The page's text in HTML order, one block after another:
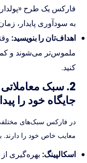
فارکس یک طرح
به سودآوری پایدار،
اهداف‌تان را بنویسید:
ملموس‌تر می‌شوند و
کنید.
2. سبک
جایگاه خود را
در فارکس سبک‌های مختلفی
معایب خاص خود را دارند.
اسکالپینگ: بهره‌گیری